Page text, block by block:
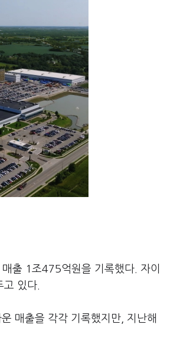
출 1조475억원을 기록했다. 자이
있다.
매출을 각각 기록했지만, 지난해